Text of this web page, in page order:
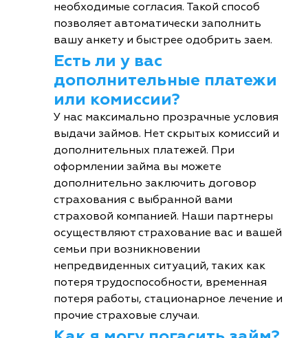
необходимые согласия. Такой способ
позволяет автоматически заполнить
вашу анкету и быстрее одобрить заем.
Есть ли у вас
дополнительные платежи
или комиссии?
У нас максимально прозрачные условия
выдачи займов. Нет скрытых комиссий и
дополнительных платежей. При
оформлении займа вы можете
дополнительно заключить договор
страхования с выбранной вами
страховой компанией. Наши партнеры
осуществляют страхование вас и вашей
семьи при возникновении
непредвиденных ситуаций, таких как
потеря трудоспособности, временная
потеря работы, стационарное лечение и
прочие страховые случаи.